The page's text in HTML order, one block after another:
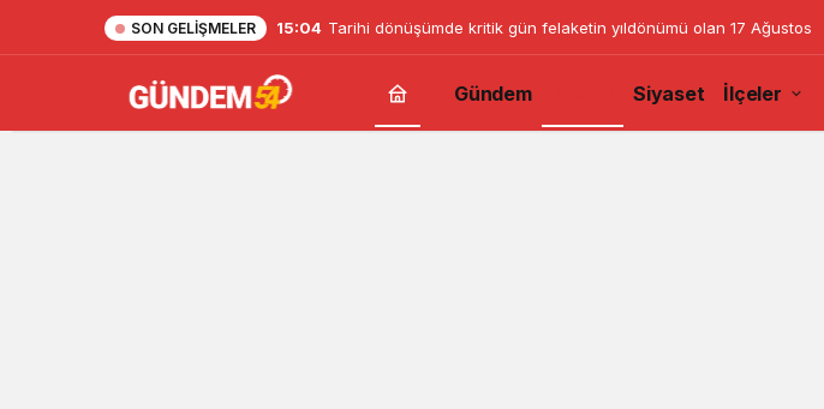
SON GELIŞMELER 15:04 Tarihi dönüşümde kritik gün felaketin yıldönümü olan 17 Ağustos
Gündem Siyaset İlçeler